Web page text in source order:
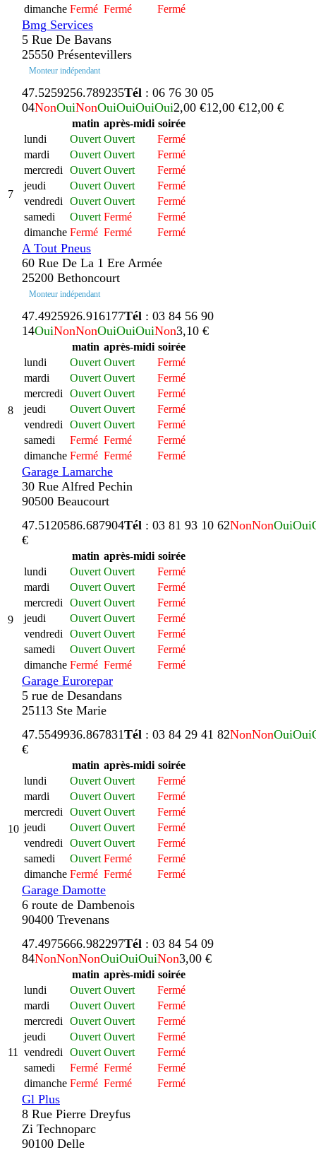
dimanche Fermé Fermé Fermé
Bmg Services
5 Rue De Bavans
25550 Présentevillers
Monteur indépendant
7
47.5259256.789235Tél : 06 76 30 05
04NonOuiNonOuiOuiOuiOui2,00 €12,00 €12,00 €
matin après-midi soirée
lundi
Ouvert Ouvert
Fermé
mardi
Ouvert Ouvert
Fermé
mercredi
Ouvert Ouvert
Fermé
jeudi
Ouvert Ouvert
Fermé
vendredi
Ouvert Ouvert
Fermé
samedi
Ouvert Fermé
Fermé
dimanche Fermé Fermé Fermé
A Tout Pneus
60 Rue De La 1 Ere Armée
25200 Bethoncourt
Monteur indépendant
8
47.4925926.916177Tél : 03 84 56 90
14OuiNonNonOuiOuiOuiNon3,10 €
matin après-midi soirée
lundi
Ouvert Ouvert
Fermé
mardi
Ouvert Ouvert
Fermé
mercredi
Ouvert Ouvert
Fermé
jeudi
Ouvert Ouvert
Fermé
vendredi
Ouvert Ouvert
Fermé
samedi
Fermé Fermé
Fermé
dimanche Fermé Fermé Fermé
Garage Lamarche
30 Rue Alfred Pechin
90500 Beaucourt
9
47.5120586.687904Tél : 03 81 93 10 62NonNonOuiOui
€
matin après-midi soirée
lundi
Ouvert Ouvert
Fermé
mardi
Ouvert Ouvert
Fermé
mercredi
Ouvert Ouvert
Fermé
jeudi
Ouvert Ouvert
Fermé
vendredi
Ouvert Ouvert
Fermé
samedi
Ouvert Ouvert
Fermé
dimanche Fermé Fermé Fermé
Garage Eurorepar
5 rue de Desandans
25113 Ste Marie
10
47.5549936.867831Tél : 03 84 29 41 82NonNonOuiOui
€
matin après-midi soirée
lundi
Ouvert Ouvert
Fermé
mardi
Ouvert Ouvert
Fermé
mercredi
Ouvert Ouvert
Fermé
jeudi
Ouvert Ouvert
Fermé
vendredi
Ouvert Ouvert
Fermé
samedi
Ouvert Fermé
Fermé
dimanche Fermé Fermé Fermé
Garage Damotte
6 route de Dambenois
90400 Trevenans
11
47.4975666.982297Tél : 03 84 54 09
84NonNonNonOuiOuiOuiNon3,00 €
matin après-midi soirée
lundi
Ouvert Ouvert
Fermé
mardi
Ouvert Ouvert
Fermé
mercredi
Ouvert Ouvert
Fermé
jeudi
Ouvert Ouvert
Fermé
vendredi
Ouvert Ouvert
Fermé
samedi
Fermé Fermé
Fermé
dimanche Fermé Fermé Fermé
Gl Plus
8 Rue Pierre Dreyfus
Zi Technoparc
90100 Delle